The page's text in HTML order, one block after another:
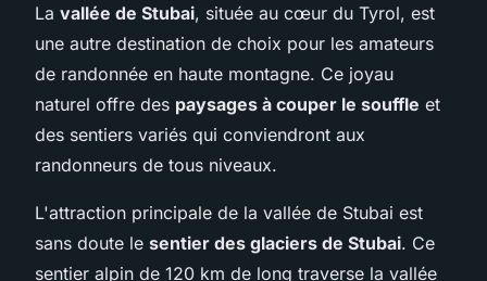
La vallée de Stubai, située au cœur du Tyrol, est
une autre destination de choix pour les amateurs
de randonnée en haute montagne. Ce joyau
naturel offre des paysages à couper le souffle et
des sentiers variés qui conviendront aux
randonneurs de tous niveaux.
L'attraction principale de la vallée de Stubai est
sans doute le sentier des glaciers de Stubai. Ce
sentier alpin de 120 km de long traverse la vallée